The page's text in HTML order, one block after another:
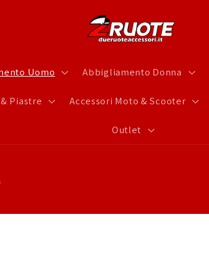
Uomo Abbigliamento Donna
Piastre Accessori Moto & Scooter
Outlet